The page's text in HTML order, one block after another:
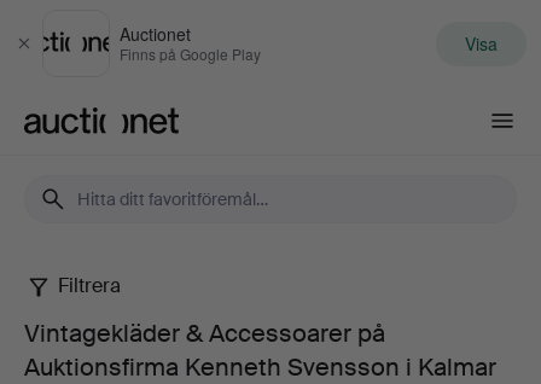
Stäng
Auctionet
Finns på Google Play Visa
Vintagekläder
Filtrera
Vintagekläder & Accessoarer på
Auktionsfirma Kenneth Svensson i Kalmar